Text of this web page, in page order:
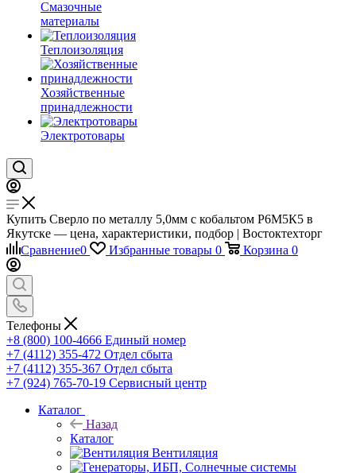
Смазочные
материалы
Теплоизоляция
Хозяйственные
принадлежности
Электротовары
Купить Сверло по металлу 5,0мм с кобальтом Р6М5К5 в
Якутске — цена, характеристики, подбор | Востоктехторг
Сравнение0 Избранные товары 0 Корзина 0
Телефоны
+8 (800) 100-4666 Единый номер
+7 (4112) 355-472 Отдел сбыта
+7 (4112) 355-367 Отдел сбыта
+7 (924) 765-70-19 Сервисный центр
Каталог
Назад
Каталог
Вентиляция